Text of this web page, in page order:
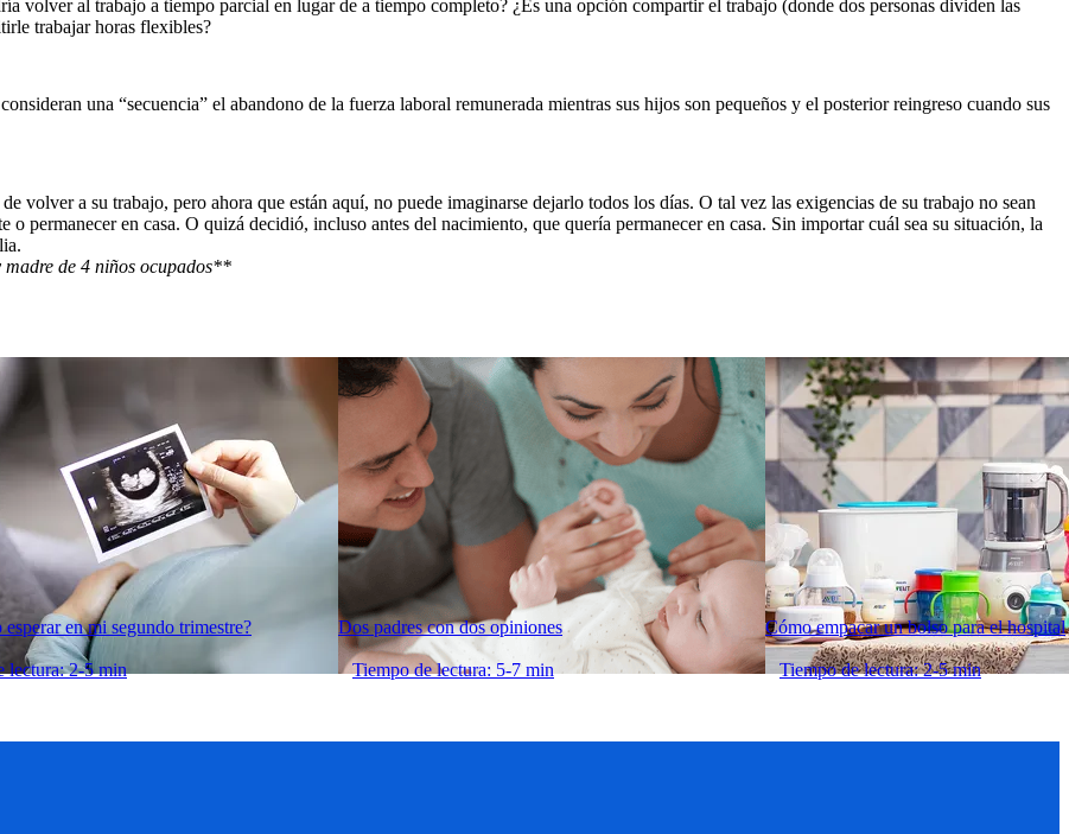
volver al trabajo a tiempo parcial en lugar de a tiempo completo? ¿Es una opción compartir el trabajo (donde dos personas dividen las
trabajar horas flexibles?
una “secuencia” el abandono de la fuerza laboral remunerada mientras sus hijos son pequeños y el posterior reingreso cuando sus
volver a su trabajo, pero ahora que están aquí, no puede imaginarse dejarlo todos los días. O tal vez las exigencias de su trabajo no sean
permanecer en casa. O quizá decidió, incluso antes del nacimiento, que quería permanecer en casa. Sin importar cuál sea su situación, la
de 4 niños ocupados**
esperar en mi segundo trimestre?
lectura: 2-5 min
Dos padres con dos opiniones
Tiempo de lectura: 5-7 min
Cómo empacar un bolso para el hospital
Tiempo de lectura: 2-5 min